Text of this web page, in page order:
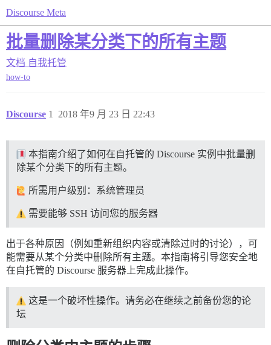
Discourse Meta
批量删除某分类下的所有主题
文档 自我托管
how-to
Discourse 2018 年9 月 23 日 22:43
1
本指南介绍了如何在自托管的 Discourse 实例中批量删
除某个分类下的所有主题。
所需用户级别：系统管理员
需要能够 SSH 访问您的服务器
出于各种原因（例如重新组织内容或清除过时的讨论），可
能需要从某个分类中删除所有主题。本指南将引导您安全地
在自托管的 Discourse 服务器上完成此操作。
这是一个破坏性操作。请务必在继续之前备份您的论
坛